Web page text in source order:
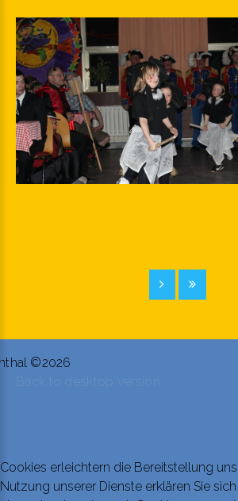
©2026
Back to desktop version
Cookies erleichtern die Bereitstellung
Nutzung unserer Dienste erklären Sie